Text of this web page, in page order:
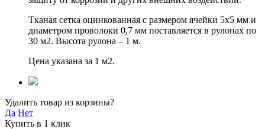
Тканая сетка оцинкованная с размером ячейки 5х5 мм и
диаметром проволоки 0,7 мм поставляется в рулонах по
30 м2. Высота рулона – 1 м.
Цена указана за 1 м2.
Удалить товар из корзины?
Да Нет
Купить в 1 клик